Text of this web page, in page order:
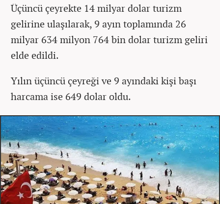
Üçüncü çeyrekte 14 milyar dolar turizm
gelirine ulaşılarak, 9 ayın toplamında 26
milyar 634 milyon 764 bin dolar turizm geliri
elde edildi.
Yılın üçüncü çeyreği ve 9 ayındaki kişi başı
harcama ise 649 dolar oldu.